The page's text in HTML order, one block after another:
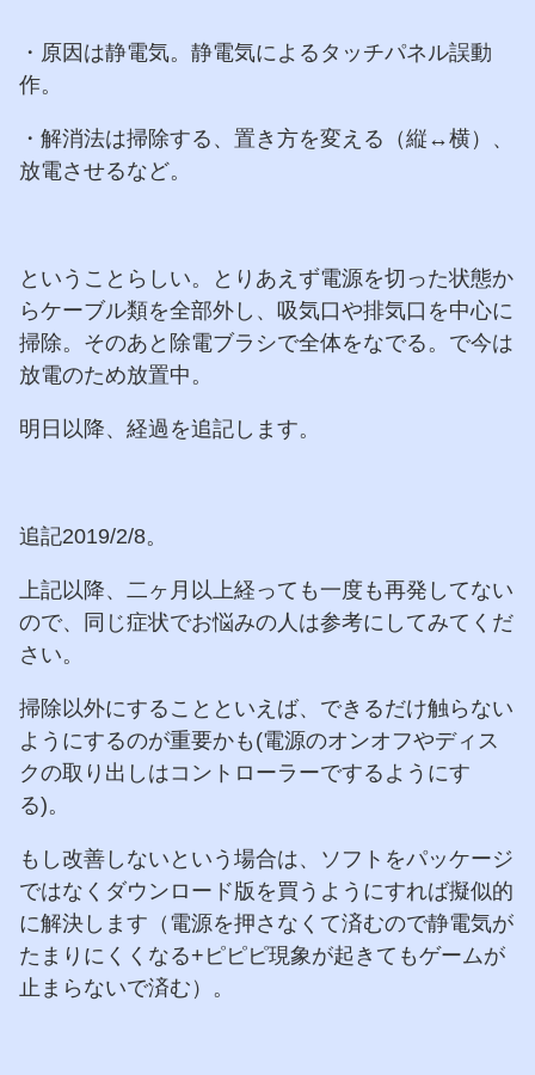
・原因は静電気。静電気によるタッチパネル誤動
作。
・解消法は掃除する、置き方を変える（縦↔横）、
放電させるなど。
ということらしい。とりあえず電源を切った状態か
らケーブル類を全部外し、吸気口や排気口を中心に
掃除。そのあと除電ブラシで全体をなでる。で今は
放電のため放置中。
明日以降、経過を追記します。
追記2019/2/8。
上記以降、二ヶ月以上経っても一度も再発してない
ので、同じ症状でお悩みの人は参考にしてみてくだ
さい。
掃除以外にすることといえば、できるだけ触らない
ようにするのが重要かも(電源のオンオフやディス
クの取り出しはコントローラーでするようにす
る)。
もし改善しないという場合は、ソフトをパッケージ
ではなくダウンロード版を買うようにすれば擬似的
に解決します（電源を押さなくて済むので静電気が
たまりにくくなる+ピピピ現象が起きてもゲームが
止まらないで済む）。